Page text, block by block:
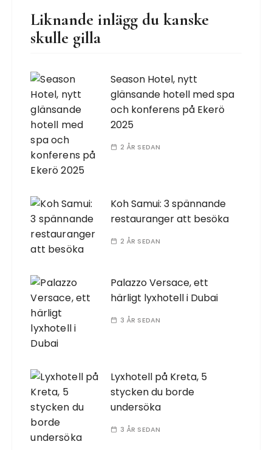
Liknande inlägg du kanske
skulle gilla
Season Hotel, nytt
glänsande hotell med spa
och konferens på Ekerö
2025
2 ÅR SEDAN
Koh Samui: 3 spännande
restauranger att besöka
2 ÅR SEDAN
Palazzo Versace, ett
härligt lyxhotell i Dubai
3 ÅR SEDAN
Lyxhotell på Kreta, 5
stycken du borde
undersöka
3 ÅR SEDAN